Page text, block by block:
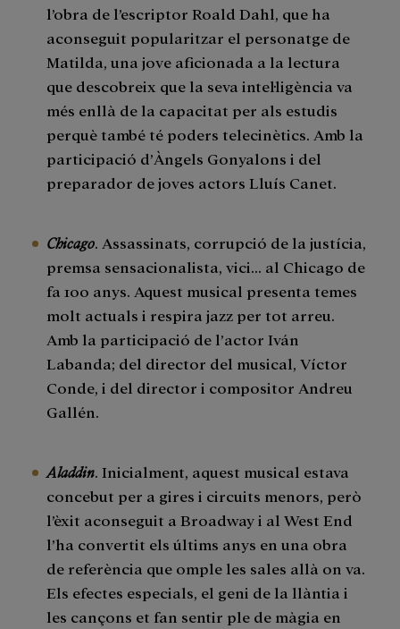
l’obra de l’escriptor Roald Dahl, que ha
aconseguit popularitzar el personatge de
Matilda, una jove aficionada a la lectura
que descobreix que la seva intel·ligència va
més enllà de la capacitat per als estudis
perquè també té poders telecinètics. Amb la
participació d’Àngels Gonyalons i del
preparador de joves actors Lluís Canet.
Chicago . Assassinats, corrupció de la justícia,
premsa sensacionalista, vici… al Chicago de
fa 100 anys. Aquest musical presenta temes
molt actuals i respira jazz per tot arreu.
Amb la participació de l’actor Iván
Labanda; del director del musical, Víctor
Conde, i del director i compositor Andreu
Gallén.
Aladdin . Inicialment, aquest musical estava
concebut per a gires i circuits menors, però
l’èxit aconseguit a Broadway i al West End
l’ha convertit els últims anys en una obra
de referència que omple les sales allà on va.
Els efectes especials, el geni de la llàntia i
les cançons et fan sentir ple de màgia en